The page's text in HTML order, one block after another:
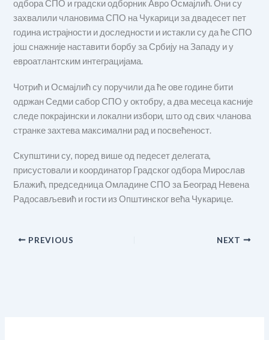
одбора СПО и градски одборник Авро Осмајлић. Они су
захвалили члановима СПО на Чукарици за двадесет пет
година истрајности и доследности и истакли су да ће СПО
још снажније наставити борбу за Србију на Западу и у
евроатлантским интеграцијама.
Чотрић и Осмајлић су поручили да ће ове године бити
одржан Седми сабор СПО у октобру, а два месеца касније
следе покрајински и локални избори, што од свих чланова
странке захтева максимални рад и посвећеност.
Скупштини су, поред више од педесет делегата,
присустовали и координатор Градског одбора Мирослав
Блажић, председница Омладине СПО за Београд Невена
Радосављевић и гости из Општинског већа Чукарице.
PREVIOUS NEXT